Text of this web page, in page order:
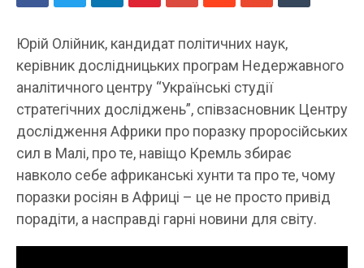
Юрій Олійник, кандидат політичних наук,
керівник дослідницьких програм Недержавного
аналітичного центру “Українські студії
стратегічних досліджень”, співзасновник Центру
дослідження Африки про поразку проросійських
сил в Малі, про те, навіщо Кремль збирає
навколо себе африканські хунти та про те, чому
поразки росіян в Африці – це не просто привід
порадіти, а насправді гарні новини для світу.